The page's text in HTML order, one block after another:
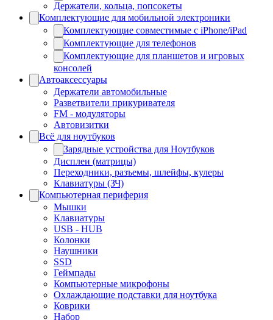
Держатели, кольца, попсокеты
Комплектующие для мобильной электроники
Комплектующие совместимые с iPhone/iPad
Комплектующие для телефонов
Комплектующие для планшетов и игровых
консолей
Автоаксессуары
Держатели автомобильные
Разветвители прикуривателя
FM - модуляторы
Автовизитки
Всё для ноутбуков
Зарядные устройства для Ноутбуков
Дисплеи (матрицы)
Переходники, разъемы, шлейфы, кулеры
Клавиатуры (ЗЧ)
Компьютерная периферия
Мышки
Клавиатуры
USB - HUB
Колонки
Наушники
SSD
Геймпады
Компьютерные микрофоны
Охлаждающие подставки для ноутбука
Коврики
Набор